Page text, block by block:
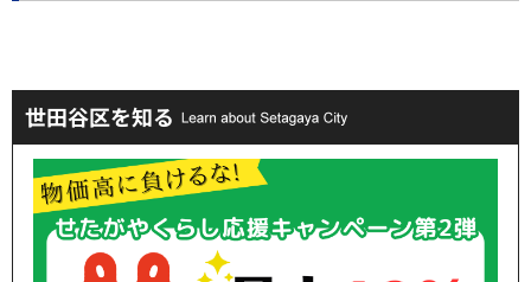
世田谷区を知る